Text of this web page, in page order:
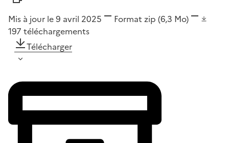
Mis à jour le 9 avril 2025 Format zip (6,3 Mo)
197 téléchargements
Télécharger